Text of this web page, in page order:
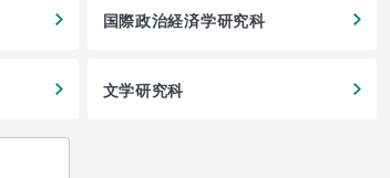
国際政治経済学研究科
文学研究科